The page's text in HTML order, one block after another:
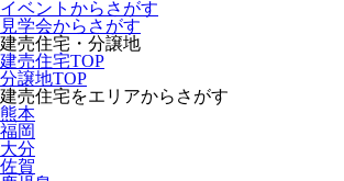
イベントからさがす
見学会からさがす
建売住宅・分譲地
建売住宅TOP
分譲地TOP
建売住宅をエリアからさがす
熊本
福岡
大分
佐賀